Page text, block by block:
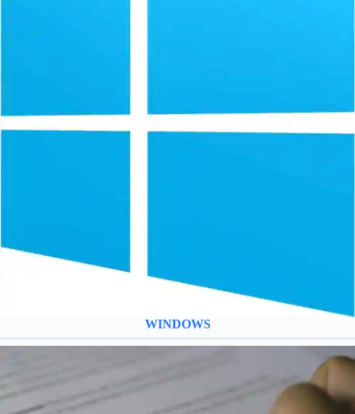
WINDOWS